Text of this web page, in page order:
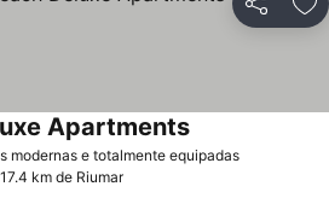
Partilhar
modernas e totalmente equipadas
Apartments
km de Riumar